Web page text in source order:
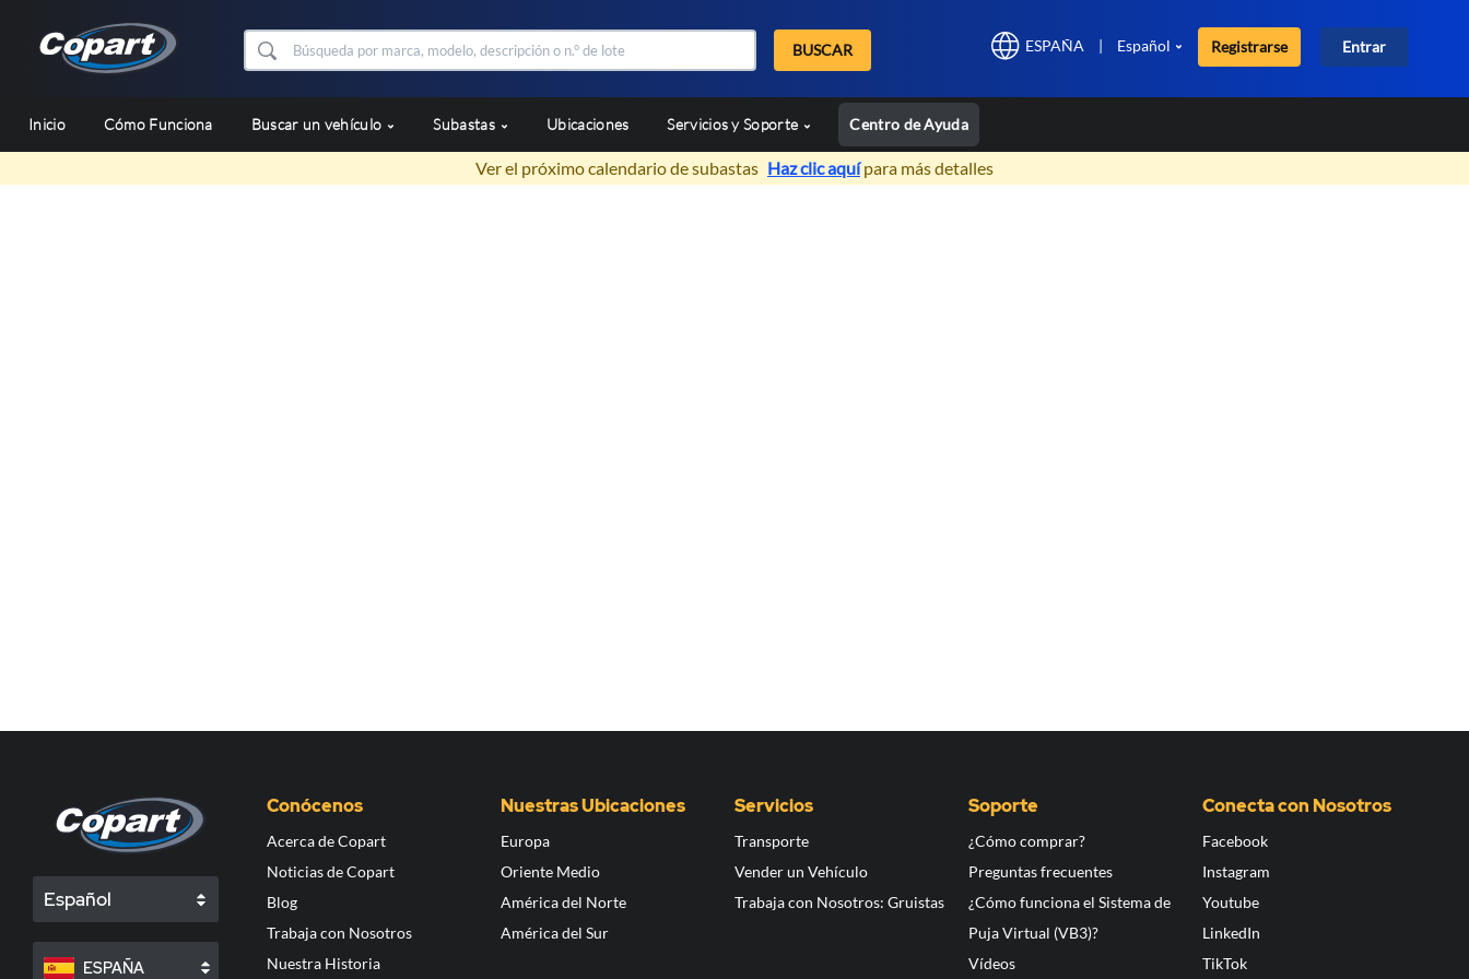
BUSCAR ESPAÑA | Español Registrarse Entrar
Inicio Cómo Funciona Buscar un vehículo Subastas Ubicaciones Servicios y Soporte Centro de Ayuda
Ver el próximo calendario de subastas Haz clic aquípara más detalles
Español
ESPAÑA
Conócenos
Acerca de Copart
Noticias de Copart
Blog
Trabaja con Nosotros
Nuestra Historia
Nuestras Ubicaciones
Europa
Oriente Medio
América del Norte
América del Sur
Servicios
Transporte
Vender un Vehículo
Trabaja con Nosotros: Gruistas
Soporte
¿Cómo comprar?
Preguntas frecuentes
¿Cómo funciona el Sistema de
Puja Virtual (VB3)?
Vídeos
Conecta con Nosotros
Facebook
Instagram
Youtube
LinkedIn
TikTok